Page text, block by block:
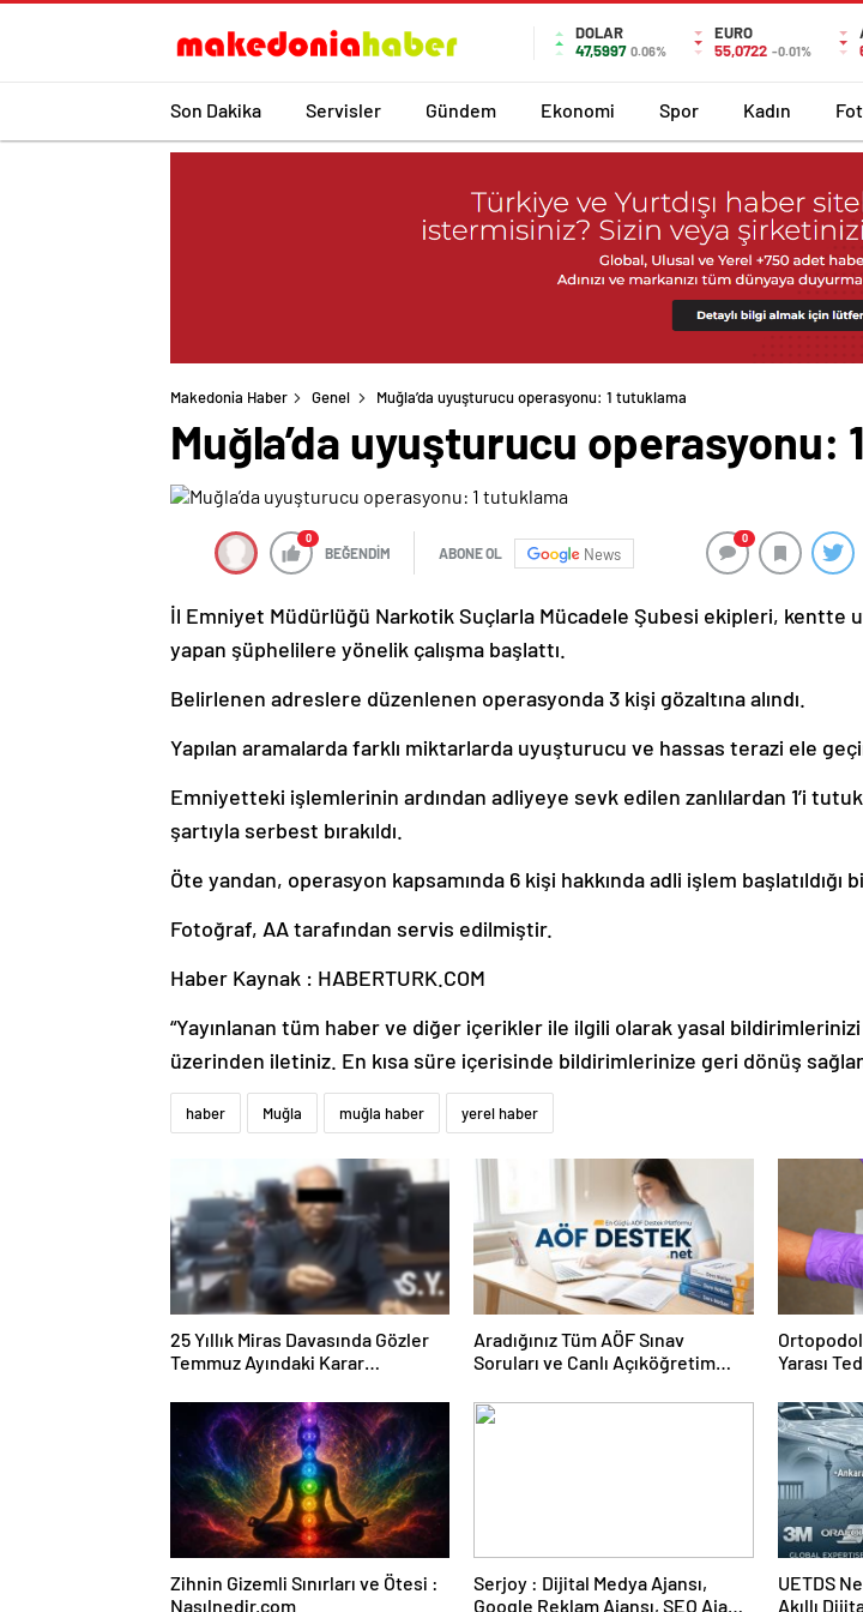
DOLAR
47,5997 0.06%
EURO
55,0722 -0.01%
Son Dakika Servisler Gündem Ekonomi Spor Kadın
Makedonia Haber Genel Muğla’da uyuşturucu operasyonu: 1 tutuklama
Muğla’da uyuşturucu operasyonu:
0
BEĞENDİM ABONE OL News
0
İl Emniyet Müdürlüğü Narkotik Suçlarla Mücadele Şubesi ekipleri, kentte
yapan şüphelilere yönelik çalışma başlattı.
Belirlenen adreslere düzenlenen operasyonda 3 kişi gözaltına alındı.
Yapılan aramalarda farklı miktarlarda uyuşturucu ve hassas terazi ele
Emniyetteki işlemlerinin ardından adliyeye sevk edilen zanlılardan 1’i
şartıyla serbest bırakıldı.
Öte yandan, operasyon kapsamında 6 kişi hakkında adli işlem başlatıldığı
Fotoğraf, AA tarafından servis edilmiştir.
Haber Kaynak : HABERTURK.COM
“Yayınlanan tüm haber ve diğer içerikler ile ilgili olarak yasal
üzerinden iletiniz. En kısa süre içerisinde bildirimlerinize geri dönüş
haber Muğla muğla haber yerel haber
25 Yıllık Miras Davasında Gözler
Temmuz Ayındaki Karar
Aradığınız Tüm AÖF Sınav
Soruları ve Canlı Açıköğretim
Yarası
Zihnin Gizemli Sınırları ve Ötesi :
Nasılnedir.com
Serjoy : Dijital Medya Ajansı,
Google Reklam Ajansı, SEO Ajansı
UETDS
Akıllı